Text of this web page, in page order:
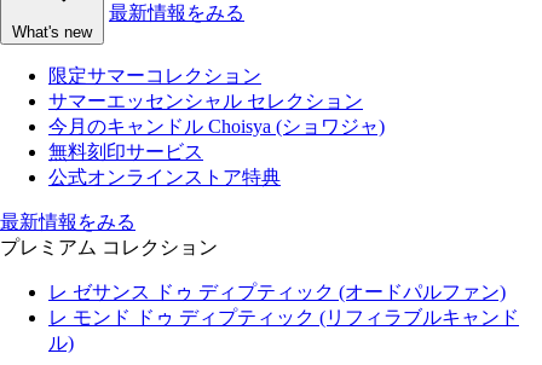
What's new
最新情報をみる
限定サマーコレクション
サマーエッセンシャル セレクション
今月のキャンドル Choisya (ショワジャ)
無料刻印サービス
公式オンラインストア特典
最新情報をみる
プレミアム コレクション
レ ゼサンス ドゥ ディプティック (オードパルファン)
レ モンド ドゥ ディプティック (リフィラブルキャンド
ル)